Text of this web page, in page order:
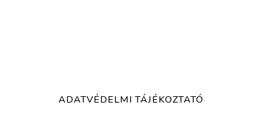
ADATVÉDELMI TÁJÉKOZTATÓ